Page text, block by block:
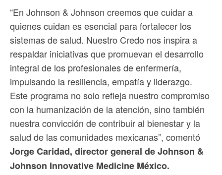
“En Johnson & Johnson creemos que cuidar a
quienes cuidan es esencial para fortalecer los
sistemas de salud. Nuestro Credo nos inspira a
respaldar iniciativas que promuevan el desarrollo
integral de los profesionales de enfermería,
impulsando la resiliencia, empatía y liderazgo.
Este programa no solo refleja nuestro compromiso
con la humanización de la atención, sino también
nuestra convicción de contribuir al bienestar y la
salud de las comunidades mexicanas”, comentó
Jorge Caridad, director general de Johnson &
Johnson Innovative Medicine México.